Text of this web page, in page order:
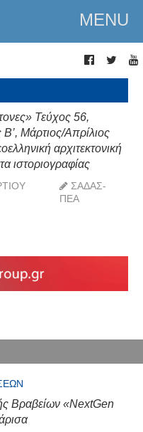
MENU
Τεύχος 56,
Β’, Μάρτιος/Απρίλιος
αρχιτεκτονική
ιστοριογραφίας
ΣΑΔΑΣ-
ΠΕΑ
Βραβείων «NextGen